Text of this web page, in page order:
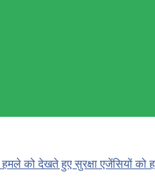
को देखते हुए सुरक्षा एजेंसियों को